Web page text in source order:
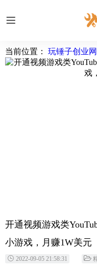
当前位置： 玩锤子创业网
开通视频游戏类
小游戏，月赚1W美元
2022-09-05 21:58:31